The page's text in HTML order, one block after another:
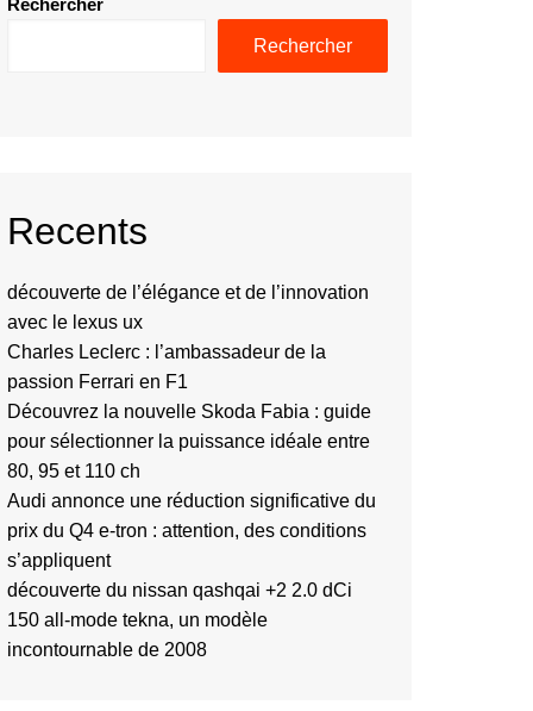
Rechercher
Rechercher
Recents
découverte de l’élégance et de l’innovation
avec le lexus ux
Charles Leclerc : l’ambassadeur de la
passion Ferrari en F1
Découvrez la nouvelle Skoda Fabia : guide
pour sélectionner la puissance idéale entre
80, 95 et 110 ch
Audi annonce une réduction significative du
prix du Q4 e-tron : attention, des conditions
s’appliquent
découverte du nissan qashqai +2 2.0 dCi
150 all-mode tekna, un modèle
incontournable de 2008